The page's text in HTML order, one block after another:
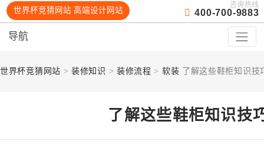
世界杯竞猜网站 高端设计网站
咨询热线
400-700-9883
导航
世界杯竞猜网站 >装修知识 > 装修流程 > 软装 了解这些鞋柜知识
了解这些鞋柜知识技